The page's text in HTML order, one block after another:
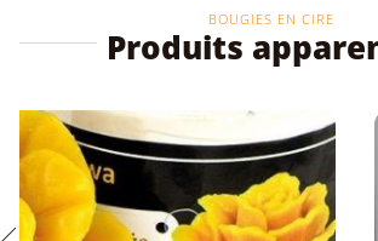
BOUGIES EN CIRE
Produits